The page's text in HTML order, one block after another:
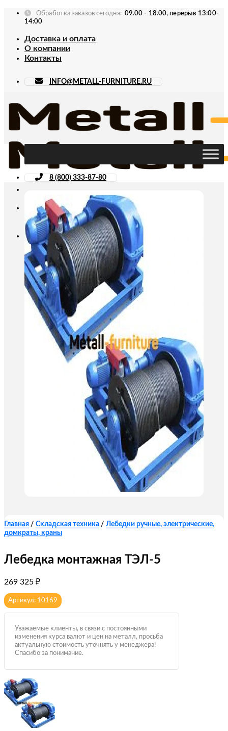
Skip
Обработка заказов сегодня: 09.00 - 18.00, перерыв 13:00-
14:00
Доставка и оплата
О компании
Контакты
INFO@METALL-FURNITURE.RU
Искать:
8 (800) 333-87-80
Главная / Складская техника / Лебедки ручные, электрические,
домкраты, краны
Лебедка монтажная ТЭЛ-5
269 325 ₽
Артикул: 10169
Уважаемые клиенты, в связи с постоянными
изменения курса валют и цен на металл, просьба
актуальную стоимость уточнять у менеджера!
Спасибо за понимание.